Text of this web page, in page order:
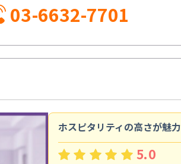
03-6632-7701
ホスピタリティの高さが魅力
5.0